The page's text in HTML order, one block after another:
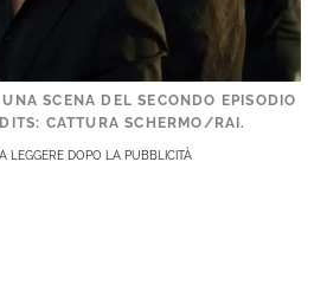
SCENA DEL SECONDO EPISODIO
CATTURA SCHERMO/RAI.
LEGGERE DOPO LA PUBBLICITÀ